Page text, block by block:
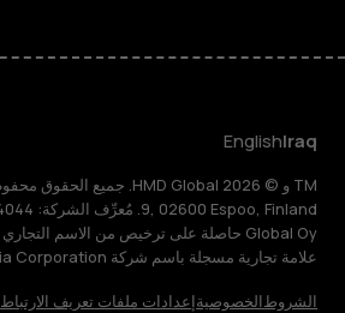
Iraq
English
علامة تجارية مسجلة باسم شركة Nokia Corporation.
الشروطالخصوصيةإعدادات ملفات تعريف الارتباط